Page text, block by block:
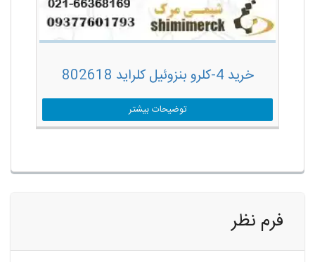
خرید 4-کلرو بنزوئیل کلراید 802618
توضیحات بیشتر
فرم نظر